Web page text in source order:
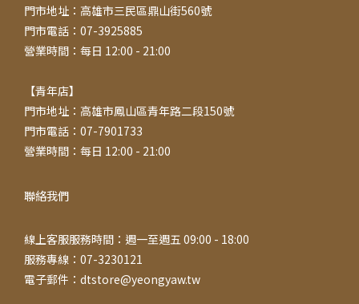
門市地址：高雄市三民區鼎山街560號
門市電話：07-3925885
營業時間：每日 12:00 - 21:00
【青年店】
門市地址：高雄市鳳山區青年路二段150號
門市電話：07-7901733
營業時間：每日 12:00 - 21:00
聯絡我們
線上客服服務時間：週一至週五 09:00 - 18:00
服務專線：07-3230121
電子郵件：dtstore@yeongyaw.tw